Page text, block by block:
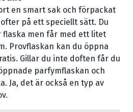
en smart sak och förpackat
på ett speciellt sätt. Du
flaska men får med ett litet
Provflaskan kan du öppna
Gillar du inte doften får du
parfymflaskan och
Ja, det är också en typ av